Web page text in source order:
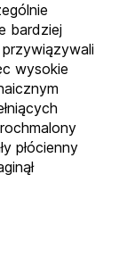
bardziej
wysokie
płócienny